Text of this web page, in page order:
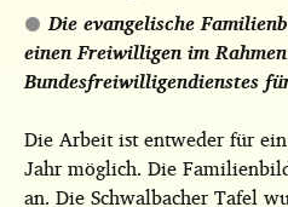
Die evangelische
einen Freiwilligen im
Bundesfreiwilligendienstes
Die Arbeit ist entweder für
Jahr möglich. Die
an. Die Schwalbacher Tafel